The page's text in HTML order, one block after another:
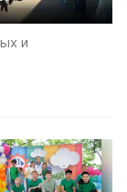
и